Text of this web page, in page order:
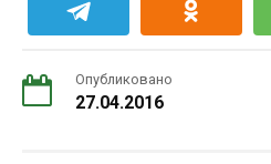
Опубликовано
27.04.2016